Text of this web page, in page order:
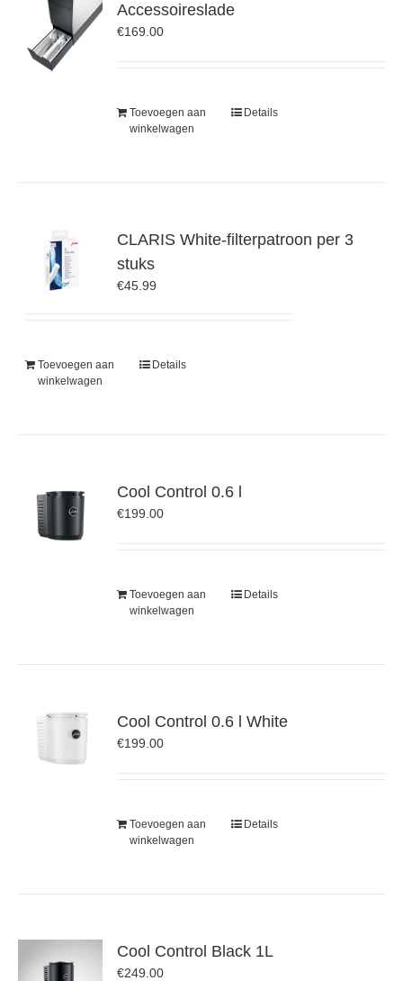
Accessoireslade
€169.00
Toevoegen aan
winkelwagen
Details
CLARIS White-filterpatroon per 3
stuks
€45.99
Toevoegen aan
winkelwagen
Details
Cool Control 0.6 l
€199.00
Toevoegen aan
winkelwagen
Details
Cool Control 0.6 l White
€199.00
Toevoegen aan
winkelwagen
Details
Cool Control Black 1L
€249.00